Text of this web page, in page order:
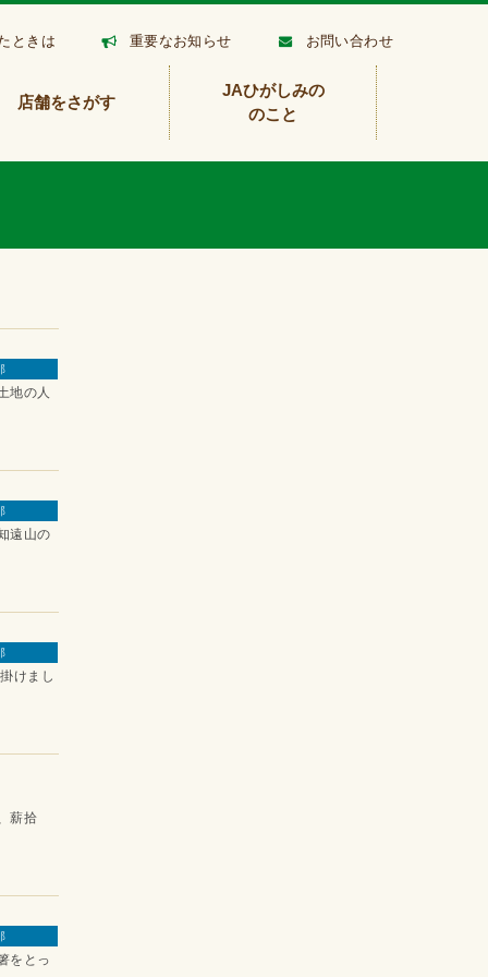
ときは 重要なお知らせ お問い合わせ
店舗をさがす
JAひがしみの
のこと
地の人
遠山の
けまし
薪拾
をとっ